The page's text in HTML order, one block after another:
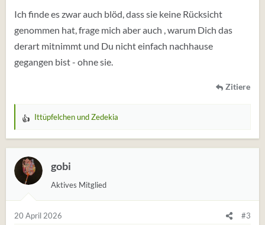
Ich finde es zwar auch blöd, dass sie keine Rücksicht
genommen hat, frage mich aber auch , warum Dich das
derart mitnimmt und Du nicht einfach nachhause
gegangen bist - ohne sie.
Zitiere
W
r
t
u
n
e
IttüpfelchenundZedekia
gobi
Aktives Mitglied
20 April 2026 #3